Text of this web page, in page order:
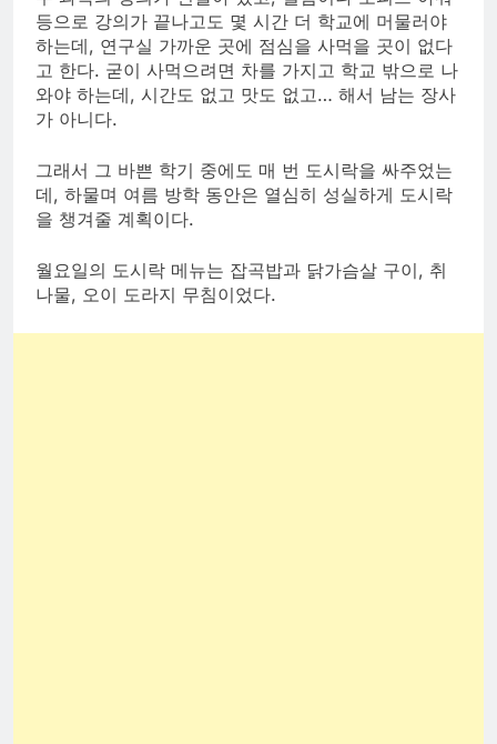
등으로 강의가 끝나고도 몇 시간 더 학교에 머물러야
하는데, 연구실 가까운 곳에 점심을 사먹을 곳이 없다
고 한다. 굳이 사먹으려면 차를 가지고 학교 밖으로 나
와야 하는데, 시간도 없고 맛도 없고… 해서 남는 장사
가 아니다.
그래서 그 바쁜 학기 중에도 매 번 도시락을 싸주었는
데, 하물며 여름 방학 동안은 열심히 성실하게 도시락
을 챙겨줄 계획이다.
월요일의 도시락 메뉴는 잡곡밥과 닭가슴살 구이, 취
나물, 오이 도라지 무침이었다.